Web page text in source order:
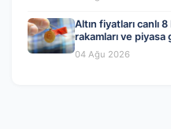
Altın fiyatları canlı
rakamları ve piyasa
04 Ağu 2026